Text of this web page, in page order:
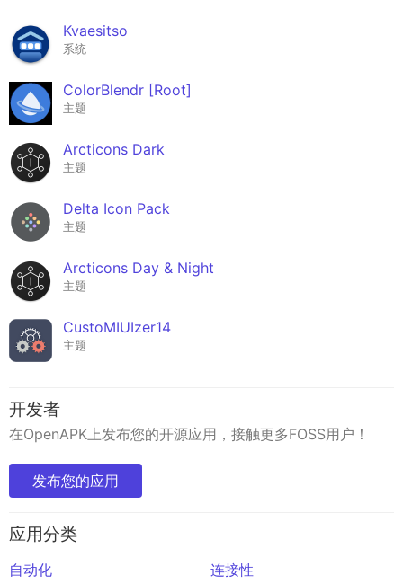
Kvaesitso
系统
ColorBlendr [Root]
主题
Arcticons Dark
主题
Delta Icon Pack
主题
Arcticons Day & Night
主题
CustoMIUIzer14
主题
开发者
在OpenAPK上发布您的开源应用，接触更多FOSS用户！
发布您的应用
应用分类
自动化
连接性